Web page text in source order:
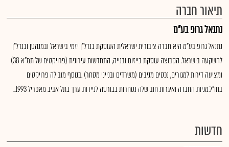
תיאור חברה
נתנאל גרופ בע"מ
נתנאל גרופ בע"מ היא חברה ציבורית ישראלית העוסקת בנדל"ן יזמי בישראל ובמנהטן ובנדל"ן
להשקעה בישראל. הקבוצה עוסקת בייזום ובנייה, התחדשות עירונית (פרויקטים של תמ"א 38)
ומציעה דירות למגורים, נכסים מניבים (משרדים ובנייני מסחר) .בנוסף מובילה פרויקטים
בחו"ל.מניות החברה ואיגרות חוב שלה נסחרות בבורסה לניירות ערך בתל אביב מאפריל 1993..
חדשות